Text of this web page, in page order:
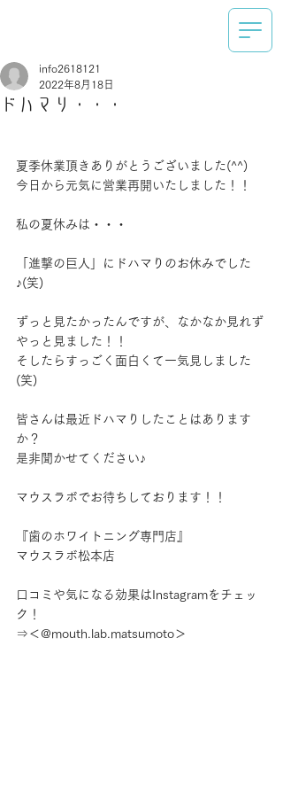
ドハマり・・・
info2618121
2022年8月18日
夏季休業頂きありがとうございました(^^)
今日から元気に営業再開いたしました！！
私の夏休みは・・・
「進撃の巨人」にドハマりのお休みでした
♪(笑)
ずっと見たかったんですが、なかなか見れず
やっと見ました！！
そしたらすっごく面白くて一気見しました
(笑)
皆さんは最近ドハマりしたことはあります
か？
是非聞かせてください♪
マウスラボでお待ちしております！！
『歯のホワイトニング専門店』
マウスラボ松本店
口コミや気になる効果はInstagramをチェッ
ク！
⇒＜@mouth.lab.matsumoto＞